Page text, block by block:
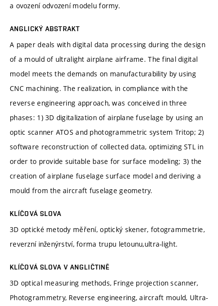
a ovození odvození modelu formy.
ANGLICKÝ ABSTRAKT
A paper deals with digital data processing during the design
of a mould of ultralight airplane airframe. The final digital
model meets the demands on manufacturability by using
CNC machining. The realization, in compliance with the
reverse engineering approach, was conceived in three
phases: 1) 3D digitalization of airplane fuselage by using an
optic scanner ATOS and photogrammetric system Tritop; 2)
software reconstruction of collected data, optimizing STL in
order to provide suitable base for surface modeling; 3) the
creation of airplane fuselage surface model and deriving a
mould from the aircraft fuselage geometry.
KLÍČOVÁ SLOVA
3D optické metody měření, optický skener, fotogrammetrie,
reverzní inženýrství, forma trupu letounu,ultra-light.
KLÍČOVÁ SLOVA V ANGLIČTINĚ
3D optical measuring methods, Fringe projection scanner,
Photogrammetry, Reverse engineering, aircraft mould, Ultra-